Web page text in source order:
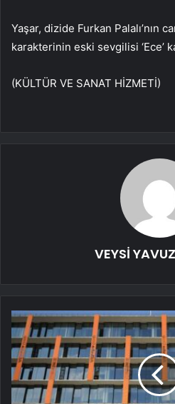
Yaşar, dizide Furkan Palalı’nın
karakterinin eski sevgilisi ‘Ece’
(KÜLTÜR VE SANAT HİZMETİ)
VEYSİ